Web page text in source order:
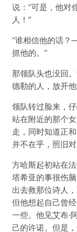
说：“可是，他对
人！”
“谁相信他的话
抓他的。”
那领队头也没回
德勒的人，放开
领队转过脸来，
站在附近的那个
走，同时知道正
并不在乎，照旧
方哈斯起初站在
塔希亚的事很伤
出去救那位诗人
但他想起自己曾
一些。他见艾布·
己的许诺。但是